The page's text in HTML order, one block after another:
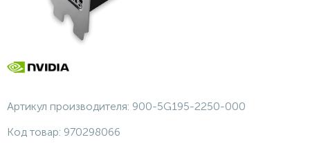
Артикул производителя: 900-5G195-2250-000
Код товар: 970298066